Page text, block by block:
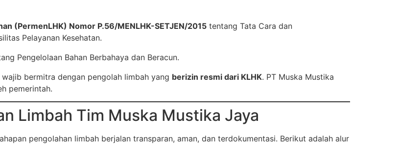
(PermenLHK) Nomor P.56/MENLHK-SETJEN/2015 tentang Tata Cara dan
Pelayanan Kesehatan.
Pengelolaan Bahan Berbahaya dan Beracun.
bermitra dengan pengolah limbah yang berizin resmi dari KLHK. PT Muska Mustika
pemerintah.
Limbah Tim Muska Mustika Jaya
pengolahan limbah berjalan transparan, aman, dan terdokumentasi. Berikut adalah alur